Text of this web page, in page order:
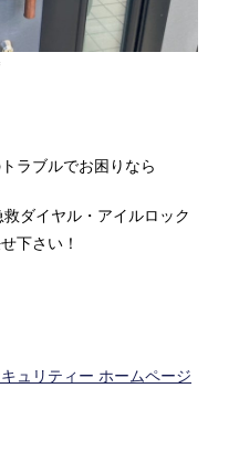
ラブルでお困りなら
ダイヤル・アイルロック
下さい！
ュリティー ホームページ